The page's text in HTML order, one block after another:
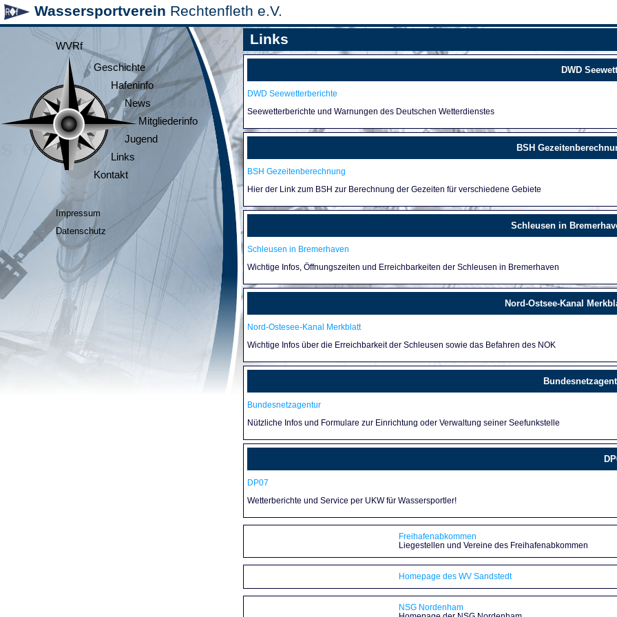
Wassersportverein Rechtenfleth e.V.
WVRf
Geschichte
Hafeninfo
News
Mitgliederinfo
Jugend
Links
Kontakt
Impressum
Datenschutz
Links
DWD
DWD Seewetterberichte
Seewetterberichte und Warnungen des Deutschen Wetterdienstes
BSH
BSH Gezeitenberechnung
Hier der Link zum BSH zur Berechnung der Gezeiten für verschiedene Gebiete
Schleusen in
Schleusen in Bremerhaven
Wichtige Infos, Öffnungszeiten und Erreichbarkeiten der Schleusen in Bremerhaven
Nord-Ostsee-Kanal
Nord-Ostesee-Kanal Merkblatt
Wichtige Infos über die Erreichbarkeit der Schleusen sowie das Befahren des NOK
Bundesnetzagentur
Nützliche Infos und Formulare zur Einrichtung oder Verwaltung seiner Seefunkstelle
DP07
Wetterberichte und Service per UKW für Wassersportler!
Freihafenabkommen
Liegestellen und Vereine des Freihafenabkommen
Homepage des WV Sandstedt
NSG Nordenham